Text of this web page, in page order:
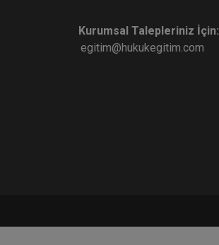
Kurumsal Talepleriniz İçin:
egitim@hukukegitim.com